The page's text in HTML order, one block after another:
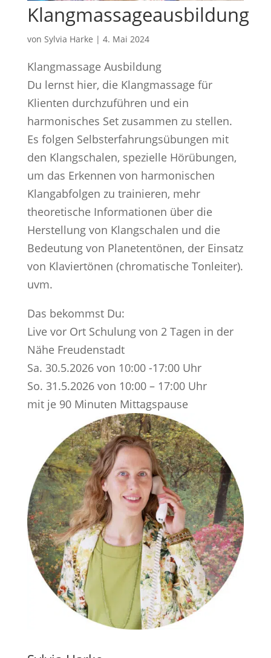
Klangmassageausbildung
von Sylvia Harke | 4. Mai 2024
Klangmassage Ausbildung
Du lernst hier, die Klangmassage für
Klienten durchzuführen und ein
harmonisches Set zusammen zu stellen.
Es folgen Selbsterfahrungsübungen mit
den Klangschalen, spezielle Hörübungen,
um das Erkennen von harmonischen
Klangabfolgen zu trainieren, mehr
theoretische Informationen über die
Herstellung von Klangschalen und die
Bedeutung von Planetentönen, der Einsatz
von Klaviertönen (chromatische Tonleiter).
uvm.
Das bekommst Du:
Live vor Ort Schulung von 2 Tagen in der
Nähe Freudenstadt
Sa. 30.5.2026 von 10:00 -17:00 Uhr
So. 31.5.2026 von 10:00 – 17:00 Uhr
mit je 90 Minuten Mittagspause